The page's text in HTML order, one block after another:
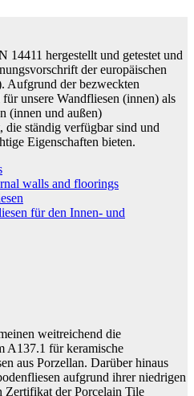
14411 hergestellt und getestet und
der europäischen
Aufgrund der bezweckten
unsere Wandfliesen (innen) als
(innen und außen)
die ständig verfügbar sind und
Eigenschaften bieten.
walls and floorings
für den Innen- und
weitreichend die
A137.1 für keramische
aus Porzellan. Darüber hinaus
aufgrund ihrer niedrigen
Zertifikat der Porcelain Tile